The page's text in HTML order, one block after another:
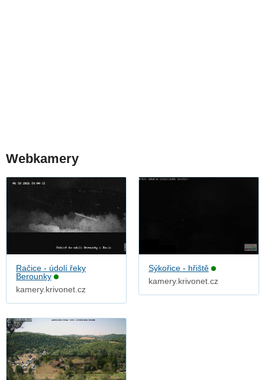
Webkamery
Račice - údolí řeky
Berounky
kamery.krivonet.cz
Sýkořice - hřiště
kamery.krivonet.cz